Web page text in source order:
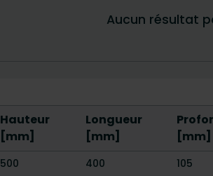
Hauteur
[mm]
Longueur
[mm]
[mm]
500 400 105